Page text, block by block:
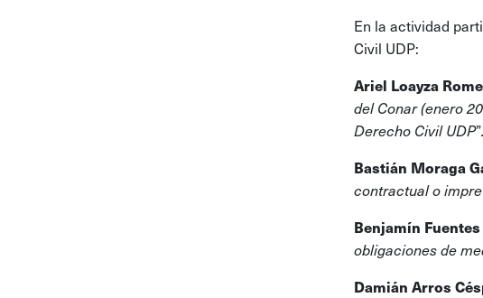
En la actividad
Civil UDP:
Ariel Loayza
del Conar (enero
Derecho Civil UDP”.
Bastián Moraga
contractual o
Benjamín
obligaciones de
Damián Arros